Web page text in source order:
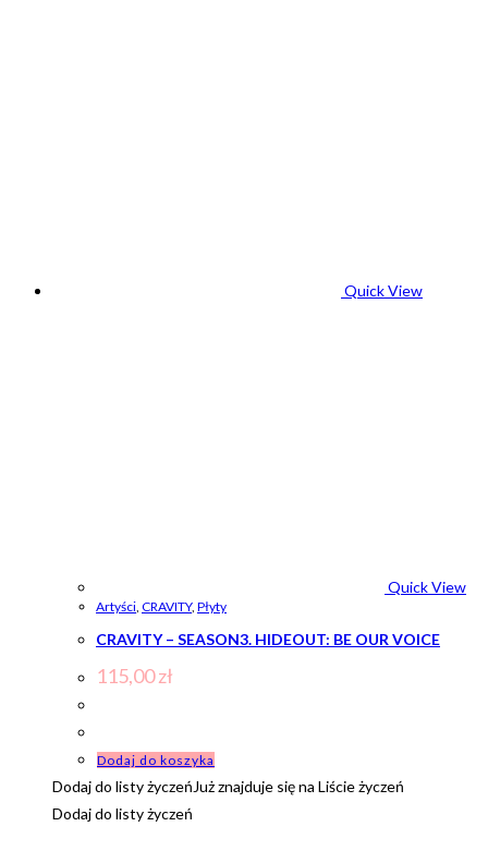
Quick View
Quick View
Artyści CRAVITY, Płyty
CRAVITY – SEASON3. HIDEOUT: BE OUR VOICE
115,00zł
Dodaj do koszyka
Dodaj do listy życzeńJuż znajduje się na Liście życzeń
Dodaj do listy życzeń